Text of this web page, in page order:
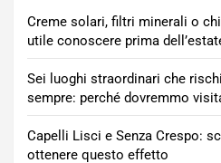
Creme solari, filtri minerali o
utile conoscere prima
Sei luoghi straordinari che
sempre: perché dovremmo
Capelli Lisci e Senza Crespo:
ottenere questo effetto